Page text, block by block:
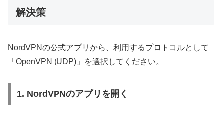
解決策
NordVPNの公式アプリから、利用するプロトコルとして
「OpenVPN (UDP)」を選択してください。
1. NordVPNのアプリを開く